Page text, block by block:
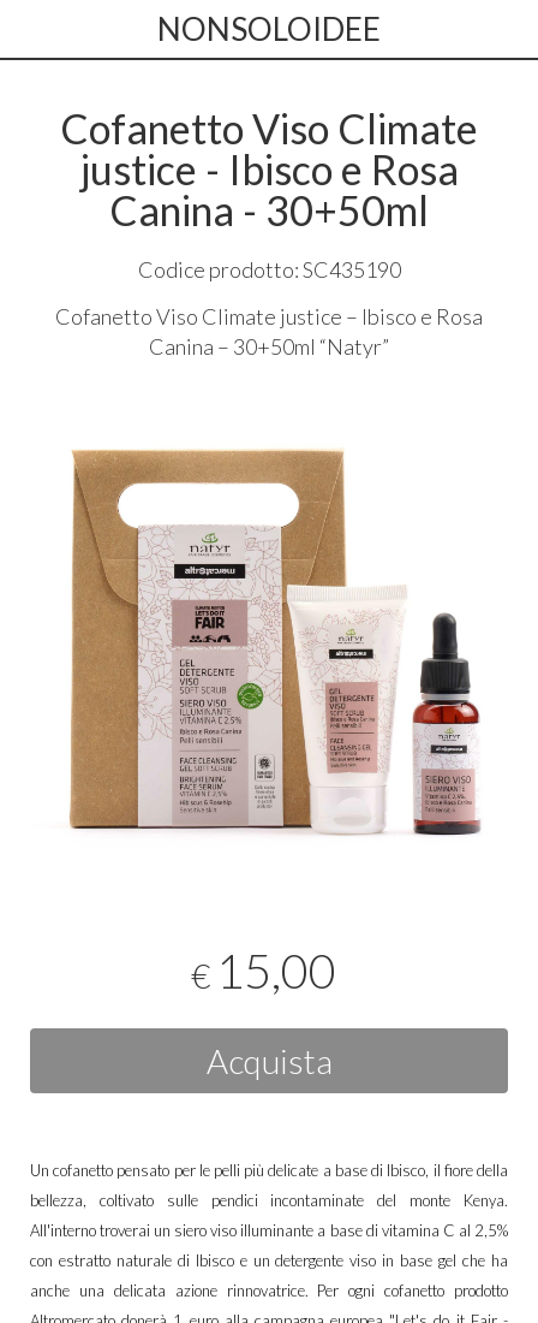
NONSOLOIDEE
Cofanetto Viso Climate
justice - Ibisco e Rosa
Canina - 30+50ml
Codice prodotto: SC435190
Cofanetto Viso Climate justice – Ibisco e Rosa
Canina – 30+50ml “Natyr”
€ 15,00
Acquista
Un cofanetto pensato per le pelli più delicate a base di Ibisco, il fiore della
bellezza, coltivato sulle pendici incontaminate del monte Kenya.
All'interno troverai un siero viso illuminante a base di vitamina C al 2,5%
con estratto naturale di Ibisco e un detergente viso in base gel che ha
anche una delicata azione rinnovatrice. Per ogni cofanetto prodotto